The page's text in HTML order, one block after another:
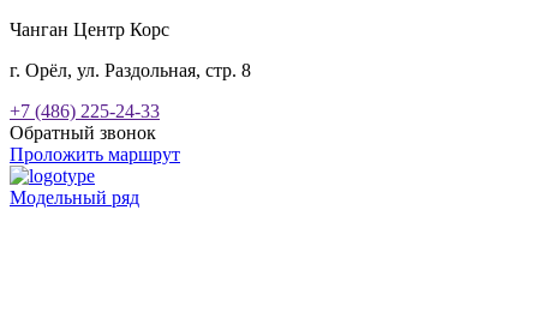
Чанган Центр Корс
г. Орёл, ул. Раздольная, стр. 8
+7 (486) 225-24-33
Обратный звонок
Проложить маршрут
Модельный ряд